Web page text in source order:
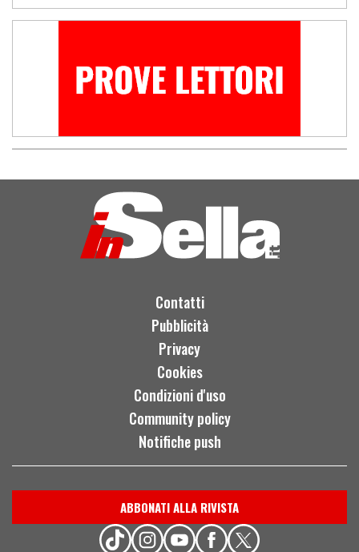
Contatti
Pubblicità
Privacy
Cookies
Condizioni d'uso
Community policy
Notifiche push
ABBONATI ALLA RIVISTA